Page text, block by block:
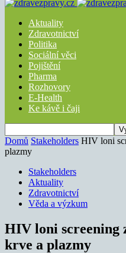
Aktuality
Zdravotnictví
Politika
Sociální věci
Pojištění
Pharma
Rozhovory
E-Health
Ke kávě i čaji
Domů Stakeholders HIV loni
plazmy
Stakeholders
Aktuality
Zdravotnictví
Věda a výzkum
HIV loni screening
krve a plazmy